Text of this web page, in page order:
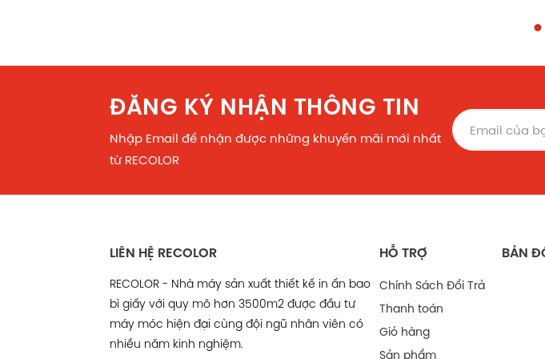
ĐĂNG KÝ NHẬN THÔNG TIN
Nhập Email để nhận được những khuyến mãi mới nhất
từ RECOLOR
LIÊN HỆ RECOLOR
RECOLOR - Nhà máy sản xuất thiết kế in ấn bao
bì giấy với quy mô hơn 3500m2 được đầu tư
máy móc hiện đại cùng đội ngũ nhân viên có
nhiều năm kinh nghiệm.
HỖ TRỢ
Chính Sách Đổi Trả
Thanh toán
Giỏ hàng
Sản phẩm
BẢN